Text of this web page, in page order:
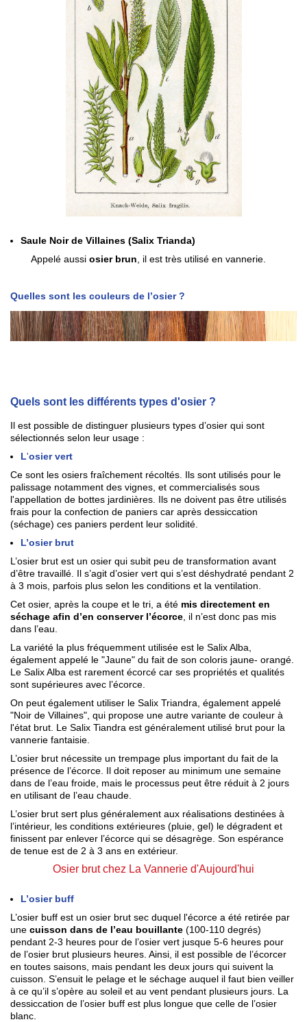
Saule Noir de Villaines (Salix Trianda)
Appelé aussi osier brun , il est très utilisé en vannerie.
Quelles sont les couleurs de l’osier ?
Quels sont les différents types d'osier ?
Il est possible de distinguer plusieurs types d’osier qui sont
sélectionnés selon leur usage :
L'osier vert
Ce sont les osiers fraîchement récoltés. Ils sont utilisés pour le
palissage notamment des vignes, et commercialisés sous
l'appellation de bottes jardinières. Ils ne doivent pas être utilisés
frais pour la confection de paniers car après dessiccation
(séchage) ces paniers perdent leur solidité.
L’osier brut
L’osier brut est un osier qui subit peu de transformation avant
d’être travaillé. Il s’agit d’osier vert qui s’est déshydraté pendant 2
à 3 mois, parfois plus selon les conditions et la ventilation.
Cet osier, après la coupe et le tri, a été mis directement en
séchage afin d’en conserver l’écorce , il n’est donc pas mis
dans l’eau.
La variété la plus fréquemment utilisée est le Salix Alba,
également appelé le "Jaune" du fait de son coloris jaune- orangé.
Le Salix Alba est rarement écorcé car ses propriétés et qualités
sont supérieures avec l’écorce.
On peut également utiliser le Salix Triandra, également appelé
"Noir de Villaines", qui propose une autre variante de couleur à
l'état brut. Le Salix Tiandra est généralement utilisé brut pour la
vannerie fantaisie.
L’osier brut nécessite un trempage plus important du fait de la
présence de l’écorce. Il doit reposer au minimum une semaine
dans de l’eau froide, mais le processus peut être réduit à 2 jours
en utilisant de l’eau chaude.
L’osier brut sert plus généralement aux réalisations destinées à
l’intérieur, les conditions extérieures (pluie, gel) le dégradent et
finissent par enlever l’écorce qui se désagrège. Son espérance
de tenue est de 2 à 3 ans en extérieur.
Osier brut chez La Vannerie d'Aujourd'hui
L’osier buff
L’osier buff est un osier brut sec duquel l'écorce a été retirée par
une cuisson dans de l’eau bouillante (100-110 degrés)
pendant 2-3 heures pour de l’osier vert jusque 5-6 heures pour
de l’osier brut plusieurs heures. Ainsi, il est possible de l’écorcer
en toutes saisons, mais pendant les deux jours qui suivent la
cuisson. S’ensuit le pelage et le séchage auquel il faut bien veiller
à ce qu’il s’opère au soleil et au vent pendant plusieurs jours. La
dessiccation de l’osier buff est plus longue que celle de l’osier
blanc.